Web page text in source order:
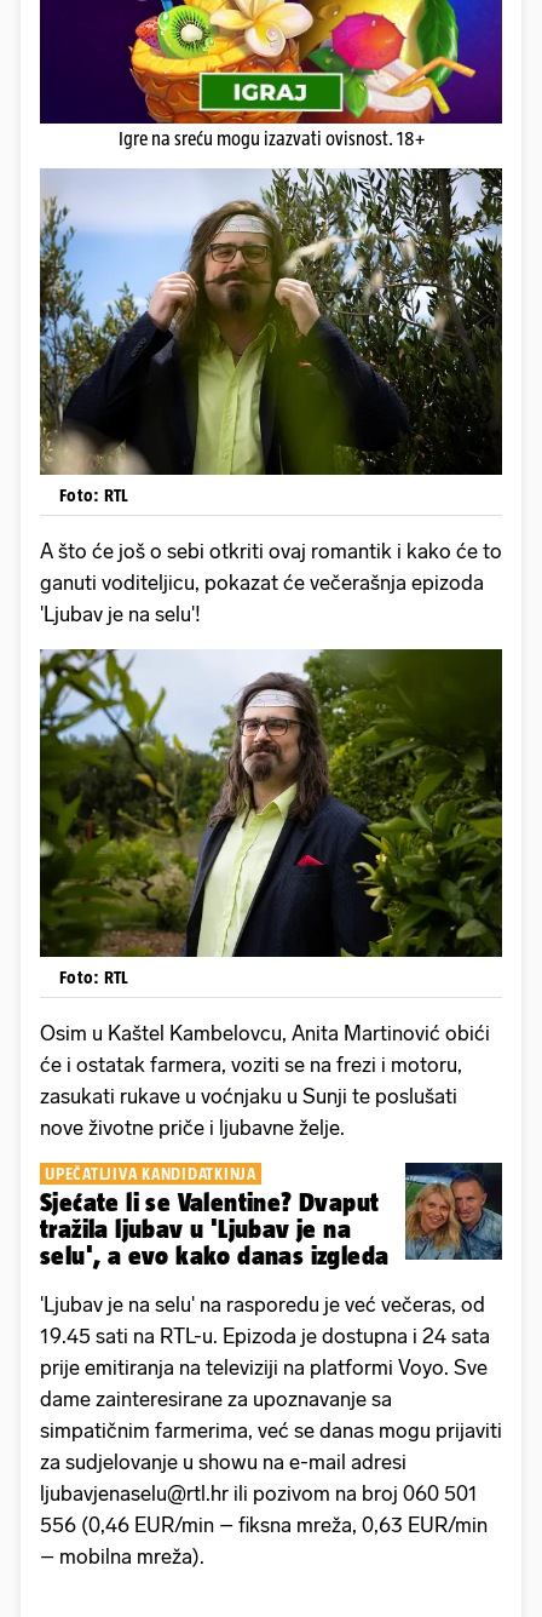
Igre na sreću mogu izazvati ovisnost. 18+
Foto: RTL
A što će još o sebi otkriti ovaj romantik i kako će to
ganuti voditeljicu, pokazat će večerašnja epizoda
'Ljubav je na selu'!
Foto: RTL
Osim u Kaštel Kambelovcu, Anita Martinović obići
će i ostatak farmera, voziti se na frezi i motoru,
zasukati rukave u voćnjaku u Sunji te poslušati
nove životne priče i ljubavne želje.
UPEČATLJIVA KANDIDATKINJA
Sjećate li se Valentine? Dvaput
tražila ljubav u 'Ljubav je na
selu', a evo kako danas izgleda
'Ljubav je na selu' na rasporedu je već večeras, od
19.45 sati na RTL-u. Epizoda je dostupna i 24 sata
prije emitiranja na televiziji na platformi Voyo. Sve
dame zainteresirane za upoznavanje sa
simpatičnim farmerima, već se danas mogu prijaviti
za sudjelovanje u showu na e-mail adresi
ljubavjenaselu@rtl.hr ili pozivom na broj 060 501
556 (0,46 EUR/min – fiksna mreža, 0,63 EUR/min
– mobilna mreža).